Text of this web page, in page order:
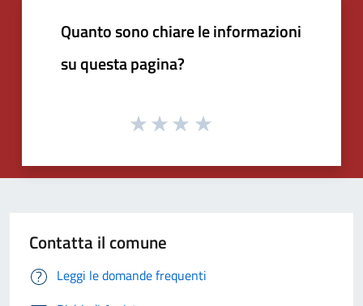
Quanto sono chiare le informazioni
su questa pagina?
Contatta il comune
Leggi le domande frequenti